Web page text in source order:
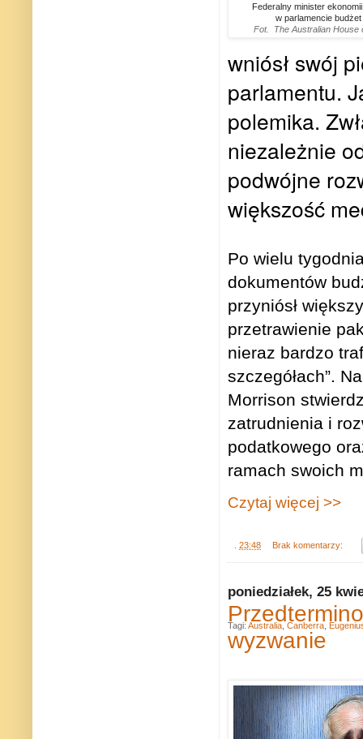
Federalny minister
w parlamencie
Fot. The Australian House
wniósł swój
parlamentu.
polemika.
niezależnie
podwójne
większość
Po wielu
dokumentów
przyniósł
przetrawienie
nieraz bardzo
szczegółach”.
Morrison
zatrudnienia i
podatkowego
ramach swoich
Czytaj więcej >>
23:48 Brak komentarzy:
poniedziałek, 25
wyzwanie
Tagi: Australia, Canberra,